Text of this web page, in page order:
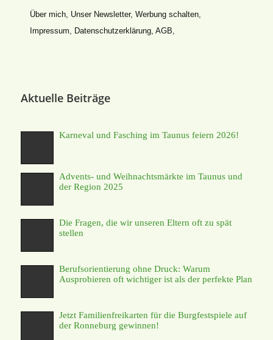
Über mich, Unser Newsletter, Werbung schalten,
Impressum
Datenschutz­erklärung, AGB
Aktuelle Beiträge
Karneval und Fasching im Taunus feiern 2026!
Advents- und Weihnachtsmärkte im Taunus und
der Region 2025
Die Fragen, die wir unseren Eltern oft zu spät
stellen
Berufsorientierung ohne Druck: Warum
Ausprobieren oft wichtiger ist als der perfekte Plan
Jetzt Familienfreikarten für die Burgfestspiele auf
der Ronneburg gewinnen!